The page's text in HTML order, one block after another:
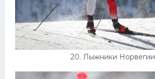
20. Лыжники Норвегии